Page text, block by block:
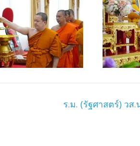
ร.ม. (รัฐศาสตร์) ว